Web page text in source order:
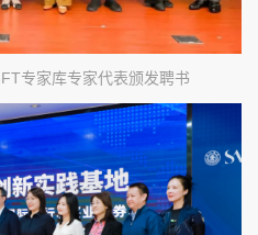
专家库专家代表颁发聘书